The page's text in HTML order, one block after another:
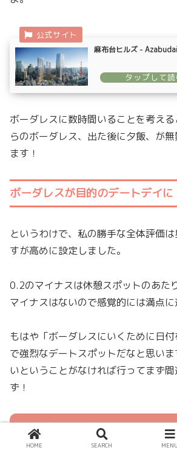
麻布台ヒルズ -
ボーダレスに数時間いることを考え
らのボーダレス、出た後に夕飯、が
ます！
ボーダレスが目的のデートデイに
というわけで、私の勝手な全体評価
すが高めに設定しました。
0.2のマイナスは休憩スポットのあた
マイナスはないので感覚的には満点に
もはや「ボーダレスにいくために日
で強烈なデートスポットだなと思い
いということがなければ行ってまず
ず！
注意事項の補足（服装・荷
HOME SEARCH MENU